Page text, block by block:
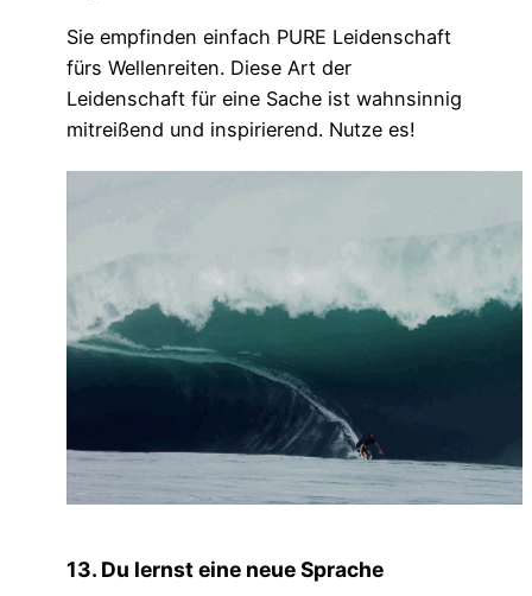
Sie empfinden einfach PURE Leidenschaft
fürs Wellenreiten. Diese Art der
Leidenschaft für eine Sache ist wahnsinnig
mitreißend und inspirierend. Nutze es!
13. Du lernst eine neue Sprache